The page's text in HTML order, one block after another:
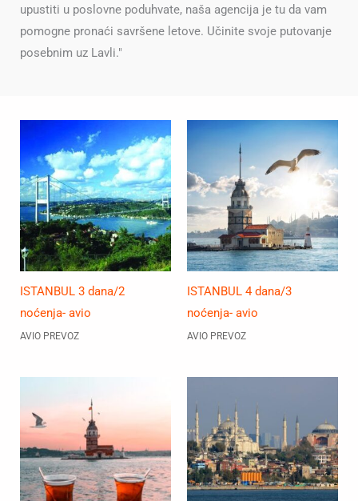
upustiti u poslovne poduhvate, naša agencija je tu da vam
pomogne pronaći savršene letove. Učinite svoje putovanje
posebnim uz Lavli."
ISTANBUL 3 dana/2
noćenja- avio
AVIO PREVOZ
ISTANBUL 4 dana/3
noćenja- avio
AVIO PREVOZ